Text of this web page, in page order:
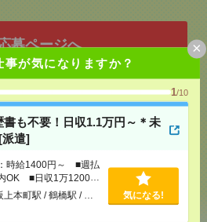
事が気になりますか？
1/10
も不要！日収1.1万円～＊未
遣]
時給1400円～ ■週払
OK ■日収1万1200円
上本町駅 / 鶴橋駅 / … 気になる!
×
募ページへ
電話応募
ブックマーク